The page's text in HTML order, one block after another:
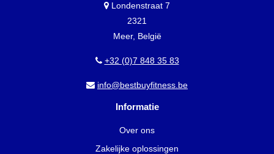
Londenstraat 7
2321
Meer, België
+32 (0)7 848 35 83
info@bestbuyfitness.be
Informatie
Over ons
Zakelijke oplossingen